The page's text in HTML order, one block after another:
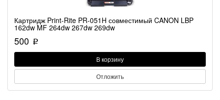
Картридж Print-Rite PR-051H совместимый CANON LBP
162dw MF 264dw 267dw 269dw
500 p
В корзину
Отложить